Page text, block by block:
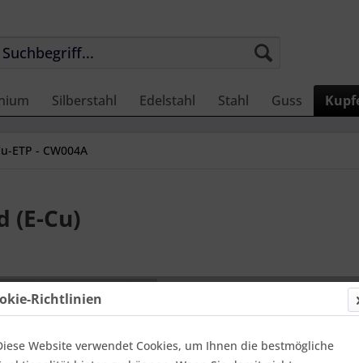
Silberstahl Edelstahl Stahl Guss
ETP - CW004A
(E-Cu)
38,07
1
Online-
Richtlinien
Website verwendet Cookies, um Ihnen die bestmögliche